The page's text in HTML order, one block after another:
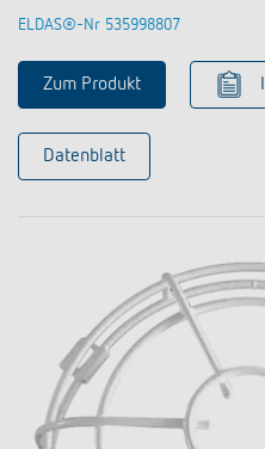
ELDAS®-Nr 535998807
Zum Produkt
Datenblatt